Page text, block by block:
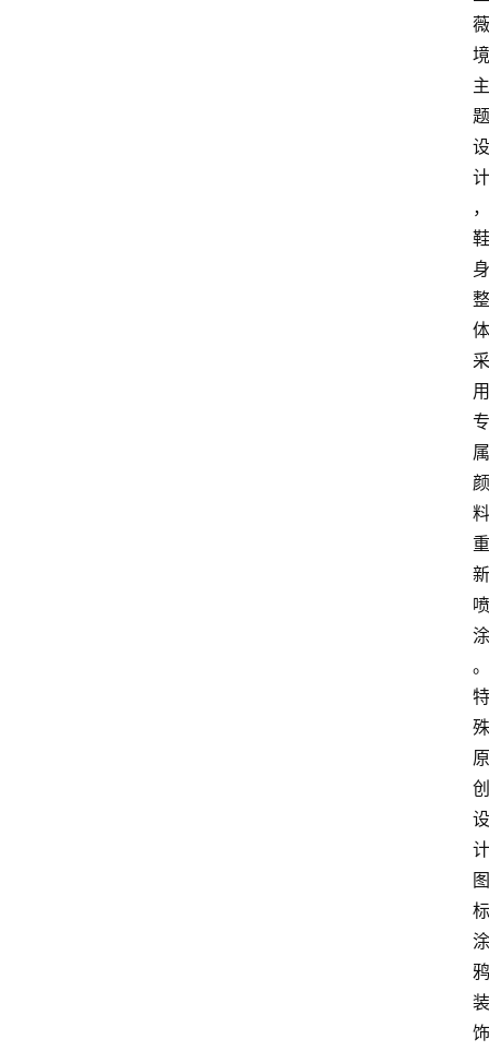
薇
境
主
题
设
计
，
鞋
身
整
体
采
用
专
属
颜
料
重
新
喷
涂
。
特
殊
原
创
设
计
图
标
涂
鸦
装
饰